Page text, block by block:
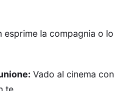
esprime la compagnia o lo
Vado al cinema con